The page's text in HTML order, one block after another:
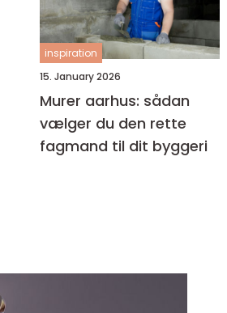
inspiration
15. January 2026
Murer aarhus: sådan
vælger du den rette
fagmand til dit byggeri